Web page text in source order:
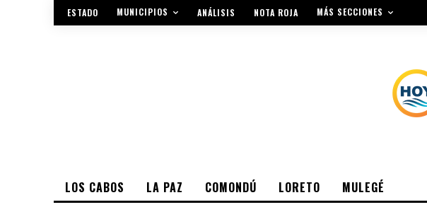
ESTADO MUNICIPIOS ANÁLISIS NOTA ROJA MÁS SECCIONES
LOS CABOS LA PAZ COMONDÚ LORETO MULEGÉ